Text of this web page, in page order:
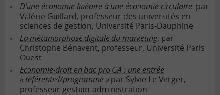
D’une économie linéaire à une économie circulaire, par
Valérie Guillard, professeur des universités en
sciences de gestion, Université Paris-Dauphine
La métamorphose digitale du marketing, par
Christophe Bénavent, professeur, Université Paris
Ouest
Economie-droit en bac pro GA : une entrée
« référentiel/programme » par Sylvie Le Verger,
professeur gestion-administration